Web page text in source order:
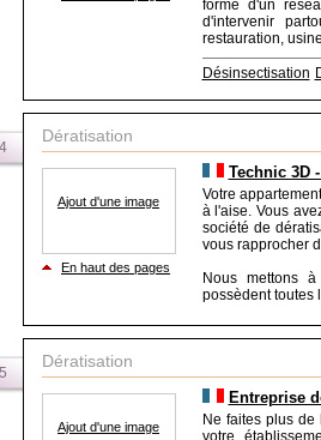
forme d'un
d'intervenir
restauration,
Désinsectisation
Dératisation
Ajout d'une image
En haut des pages
Technic 3D
Votre
à l'aise. Vous
société de
vous rapprocher
Nous mettons
possèdent toutes
Dératisation
Ajout d'une image
Entreprise
Ne faites plus
votre